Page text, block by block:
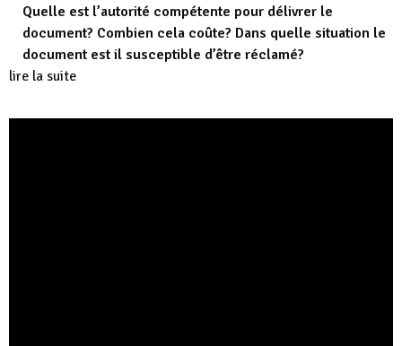
Quelle est l’autorité compétente pour délivrer le
document? Combien cela coûte? Dans quelle situation le
document est il susceptible d’être réclamé?
lire la suite